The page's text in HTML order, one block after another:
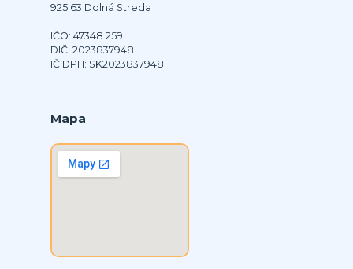
925 63 Dolná Streda
IČO: 47348 259
DIČ: 2023837948
IČ DPH: SK2023837948
Mapa